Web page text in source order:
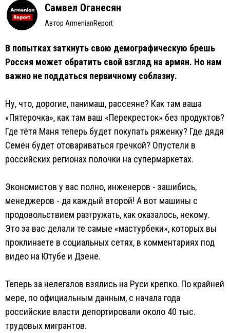
Самвел Оганесян
Автор ArmenianReport
В попытках заткнуть свою демографическую брешь
Россия может обратить свой взгляд на армян. Но нам
важно не поддаться первичному соблазну.
Ну, что, дорогие, панимаш, рассеяне? Как там ваша
«Пятерочка», как там ваш «Перекресток» без продуктов?
Где тётя Маня теперь будет покупать ряженку? Где дядя
Семён будет отовариваться гречкой? Опустели в
российских регионах полочки на супермаркетах.
Экономистов у вас полно, инженеров - зашибись,
менеджеров - да каждый второй! А вот машины с
продовольствием разгружать, как оказалось, некому.
Это за вас делали те самые «мастурбеки», которых вы
проклинаете в социальных сетях, в комментариях под
видео на Ютубе и Дзене.
Теперь за нелегалов взялись на Руси крепко. По крайней
мере, по официальным данным, с начала года
российские власти депортировали около 40 тыс.
трудовых мигрантов.